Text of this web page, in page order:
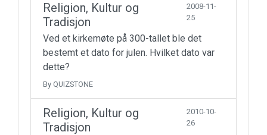
Religion, Kultur og
Tradisjon
2008-11-
25
Ved et kirkemøte på 300-tallet ble det
bestemt et dato for julen. Hvilket dato var
dette?
By QUIZSTONE
Religion, Kultur og
Tradisjon
2010-10-
26